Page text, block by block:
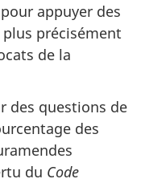
appuyer des
précisément
de la
des questions de
des
du Code